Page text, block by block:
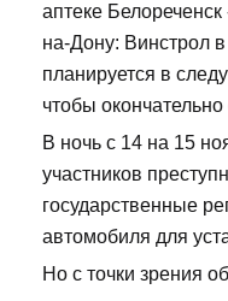
аптеке
на-Дону: Винстрол
планируется в
чтобы
В ночь с 14 на 15
участников
государственные
автомобиля для
Но с точки зрения